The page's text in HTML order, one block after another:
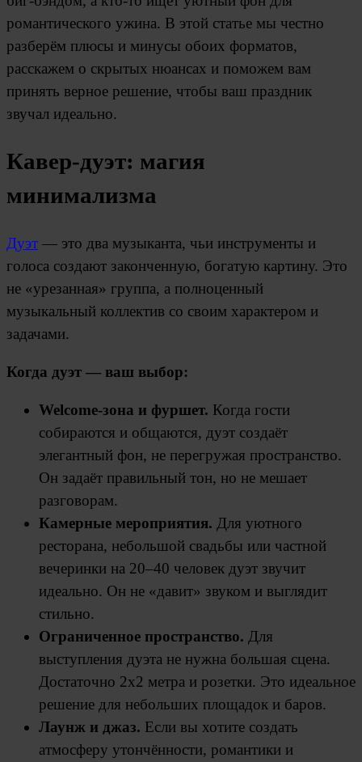
романтического ужина. В этой статье мы честно
разберём плюсы и минусы обоих форматов,
расскажем о скрытых нюансах и поможем вам
принять верное решение, чтобы ваш праздник
звучал идеально.
Кавер-дуэт: магия
минимализма
Дуэт — это два музыканта, чьи инструменты и
голоса создают законченную, богатую картину. Это
не «урезанная» группа, а полноценный
музыкальный коллектив со своим характером и
задачами.
Когда дуэт — ваш выбор:
Welcome-зона и фуршет. Когда гости
собираются и общаются, дуэт создаёт
элегантный фон, не перегружая пространство.
Он задаёт правильный тон, но не мешает
разговорам.
Камерные мероприятия. Для уютного
ресторана, небольшой свадьбы или частной
вечеринки на 20–40 человек дуэт звучит
идеально. Он не «давит» звуком и выглядит
стильно.
Ограниченное пространство. Для
выступления дуэта не нужна большая сцена.
Достаточно 2х2 метра и розетки. Это идеальное
решение для небольших площадок и баров.
Лаунж и джаз. Если вы хотите создать
атмосферу утончённости, романтики и